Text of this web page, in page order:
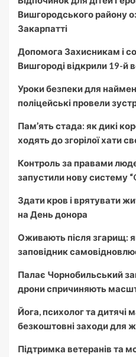
Вишгородського району
Закарпатті
Допомога Захисникам і
Вишгороді відкрили 19-й
Уроки безпеки для
поліцейські провели
Пам’ять стада: як дикі
ходять до згорілої хати
Контроль за правами
запустили нову систему
Здати кров і врятувати
на День донора
Оживають після згарищ:
заповідник
Палає Чорнобильський
дрони спричиняють
Йога, психолог та дитячі
безкоштовні заходи для
Підтримка ветеранів та